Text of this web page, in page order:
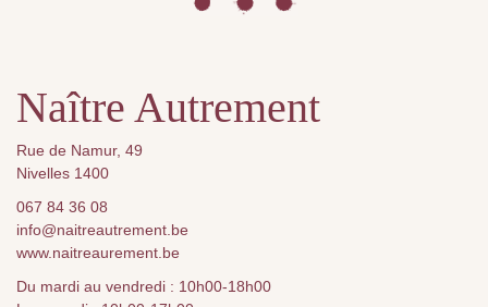
Naître Autrement
Rue de Namur, 49
Nivelles 1400
067 84 36 08
info@naitreautrement.be
www.naitreaurement.be
Du mardi au vendredi : 10h00-18h00